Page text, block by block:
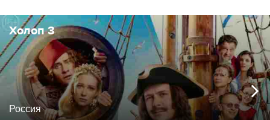
Холоп 3
Россия